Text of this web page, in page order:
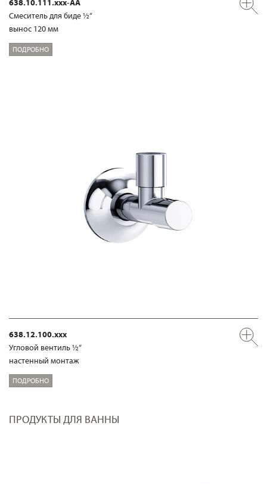
638.10.111.xxx-AA
Смеситель для биде ½“
вынос 120 мм
ПОДРОБНО
638.12.100.xxx
Угловой вентиль ½“
настенный монтаж
ПОДРОБНО
ПРОДУКТЫ ДЛЯ ВАННЫ